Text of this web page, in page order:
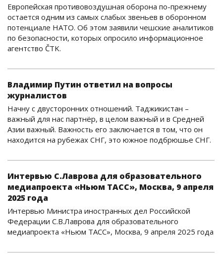
Европейская противовоздушная оборона по-прежнему
остается одним из самых слабых звеньев в оборонном
потенциале НАТО. Об этом заявили чешские аналитиков
по безопасности, которых опросило информационное
агентство ČTK.
Владимир Путин ответил на вопросы
журналистов
Начну с двусторонних отношений. Таджикистан –
важный для нас партнёр, в целом важный и в Средней
Азии важный. Важность его заключается в том, что он
находится на рубежах СНГ, это южное подбрюшье СНГ.
Интервью С.Лаврова для образовательного
медиапроекта «Ньюм ТАСС», Москва, 9 апреля
2025 года
Интервью Министра иностранных дел Российской
Федерации С.В.Лаврова для образовательного
медиапроекта «Ньюм ТАСС», Москва, 9 апреля 2025 года